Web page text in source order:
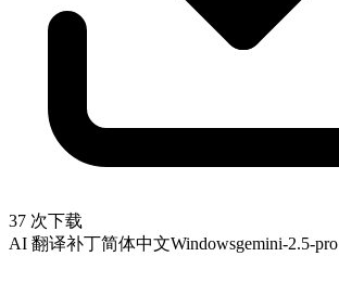
37 次下载
AI 翻译补丁简体中文Windowsgemini-2.5-pro